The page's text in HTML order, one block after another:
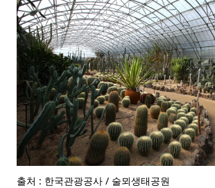
출처 : 한국관광공사 / 술뫼생태공원